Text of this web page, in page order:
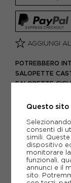
AGGIUNGI
POTREBBERO
SALOPETTE
SALOPETTE
METODI DI
PIÙ
SCHEDA
Questo
consenti di
simili.
dispositivo
monitorare
funzionali,
annunci e il
sito.